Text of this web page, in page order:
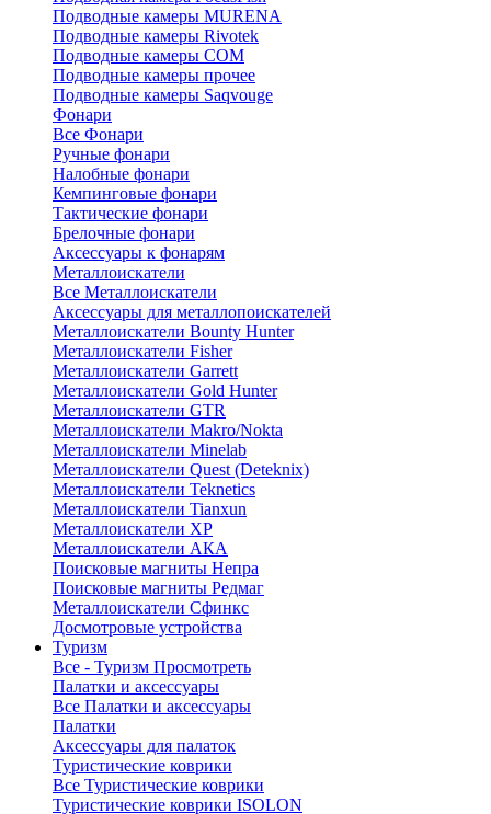
Подводные камеры MURENA
Подводные камеры Rivotek
Подводные камеры СОМ
Подводные камеры прочее
Подводные камеры Saqvouge
Фонари
Все Фонари
Ручные фонари
Налобные фонари
Кемпинговые фонари
Тактические фонари
Брелочные фонари
Аксессуары к фонарям
Металлоискатели
Все Металлоискатели
Аксессуары для металлопоискателей
Металлоискатели Bounty Hunter
Металлоискатели Fisher
Металлоискатели Garrett
Металлоискатели Gold Hunter
Металлоискатели GTR
Металлоискатели Makro/Nokta
Металлоискатели Minelab
Металлоискатели Quest (Deteknix)
Металлоискатели Teknetics
Металлоискатели Tianxun
Металлоискатели XP
Металлоискатели АКА
Поисковые магниты Непра
Поисковые магниты Редмаг
Металлоискатели Сфинкс
Досмотровые устройства
Туризм
Все - Туризм Просмотреть
Палатки и аксессуары
Все Палатки и аксессуары
Палатки
Аксессуары для палаток
Туристические коврики
Все Туристические коврики
Туристические коврики ISOLON